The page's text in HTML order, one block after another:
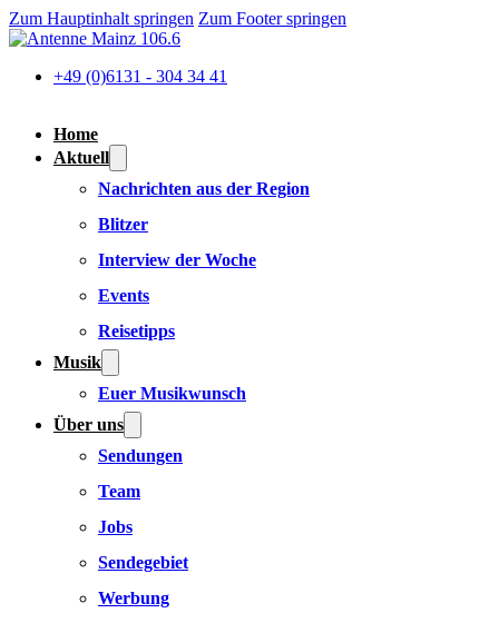
Zum Hauptinhalt springen Zum Footer springen
+49 (0)6131 - 304 34 41
Home
Aktuell
Nachrichten aus der Region
Blitzer
Interview der Woche
Events
Reisetipps
Musik
Euer Musikwunsch
Über uns
Sendungen
Team
Jobs
Sendegebiet
Werbung